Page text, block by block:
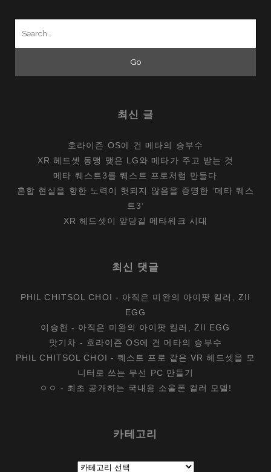
최신 글
호라이즌 OS에 건 메타의 승부수
XR 헤드셋 동맹 맺은 LG와 메타가 주고 받는 것
메타 퀘스트3를 퀘스트 프로처럼 만들다
혼합 현실을 향한 노력이 헛되지 않음을 증명한 ‘메타 퀘스
트3’
XR 헤드셋이 앞당길 메타워크 시대
최신 댓글
PHIL CHITSOL CHOI - 아직은 미완의 아이팟 킬러, ZII
EGG
이승헌 - 아직은 미완의 아이팟 킬러, ZII EGG
맛기차 - 호라이즌 OS에 건 메타의 승부수
PHIL CHITSOL CHOI -퀘스트 프로 같은 VR 헤드셋을 모
니터로 쓰는 무선 PC 만들기
ㅇㅇ - 최초 공개하는 국내용 소울폰 컬러 모델!
카테고리